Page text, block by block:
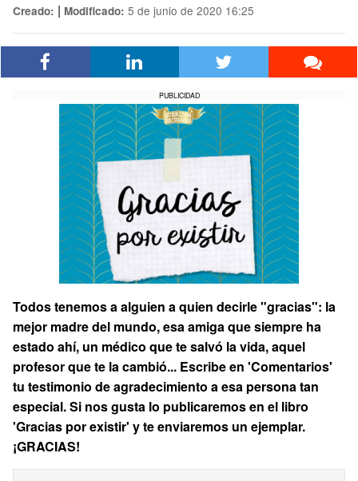
Creado: | Modificado: 5 de junio de 2020 16:25
PUBLICIDAD
Todos tenemos a alguien a quien decirle "gracias": la
mejor madre del mundo, esa amiga que siempre ha
estado ahí, un médico que te salvó la vida, aquel
profesor que te la cambió... Escribe en 'Comentarios'
tu testimonio de agradecimiento a esa persona tan
especial. Si nos gusta lo publicaremos en el libro
'Gracias por existir' y te enviaremos un ejemplar.
¡GRACIAS!